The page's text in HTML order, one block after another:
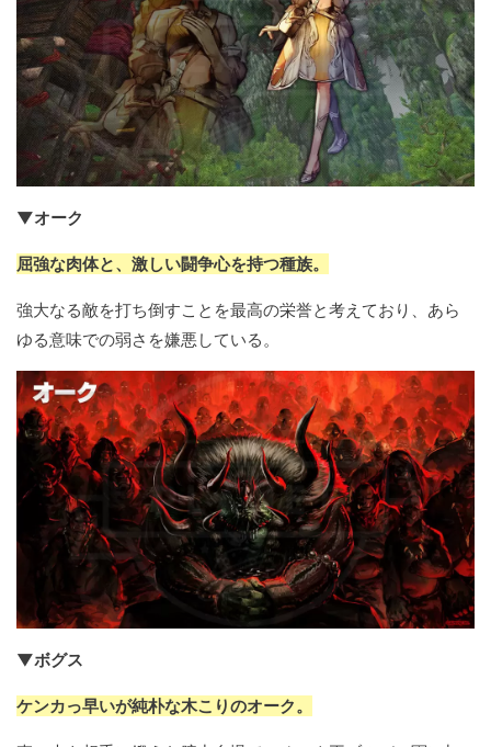
▼オーク
屈強な肉体と、激しい闘争心を持つ種族。
強大なる敵を打ち倒すことを最高の栄誉と考えており、あら
ゆる意味での弱さを嫌悪している。
▼ボグス
ケンカっ早いが純朴な木こりのオーク。